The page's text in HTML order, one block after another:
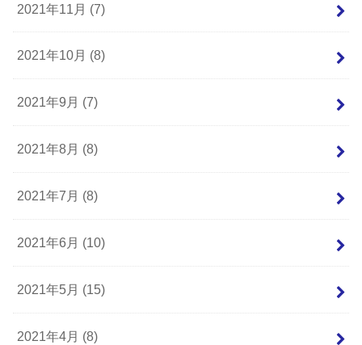
2021年11月 (7)
2021年10月 (8)
2021年9月 (7)
2021年8月 (8)
2021年7月 (8)
2021年6月 (10)
2021年5月 (15)
2021年4月 (8)